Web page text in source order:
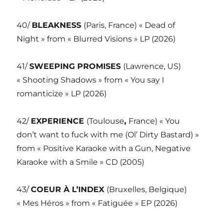
40/ BLEAKNESS (Paris, France) « Dead of
Night » from « Blurred Visions » LP (2026)
41/SWEEPING PROMISES (Lawrence, US)
« Shooting Shadows » from « You say I
romanticize » LP (2026)
42/ EXPERIENCE (Toulouse, France) « You
don’t want to fuck with me (Ol’ Dirty Bastard) »
from « Positive Karaoke with a Gun, Negative
Karaoke with a Smile » CD (2005)
43/COEUR À L’INDEX (Bruxelles, Belgique)
« Mes Héros » from « Fatiguée » EP (2026)